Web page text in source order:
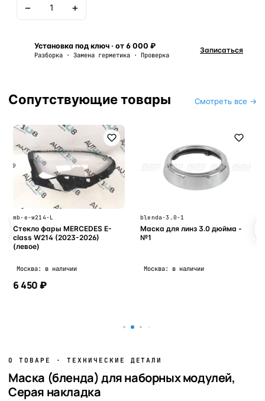
− +
Установка под ключ · от 6 000 ₽
Разборка · Замена герметика · Проверка
Записаться
Сопутствующие товары Смотреть все →
mb-e-w214-L
Стекло фары MERCEDES E-
class W214 (2023-2026)
(левое)
Москва: в наличии
6 450 ₽
blenda-3.0-1
Маска для линз 3.0 дюйма -
№1
Москва: в наличии
О ТОВАРЕ · ТЕХНИЧЕСКИЕ ДЕТАЛИ
Маска (бленда) для наборных модулей,
Серая накладка